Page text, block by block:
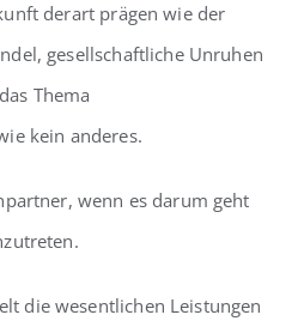
derart prägen wie der
gesellschaftliche Unruhen
Thema
kein anderes.
wenn es darum geht
die wesentlichen Leistungen